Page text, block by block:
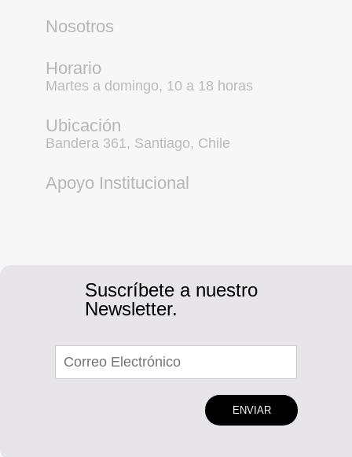
Nosotros
Horario
Martes a domingo, 10 a 18 horas
Ubicación
Bandera 361, Santiago, Chile
Apoyo Institucional
Suscríbete a nuestro
Newsletter.
ENVIAR